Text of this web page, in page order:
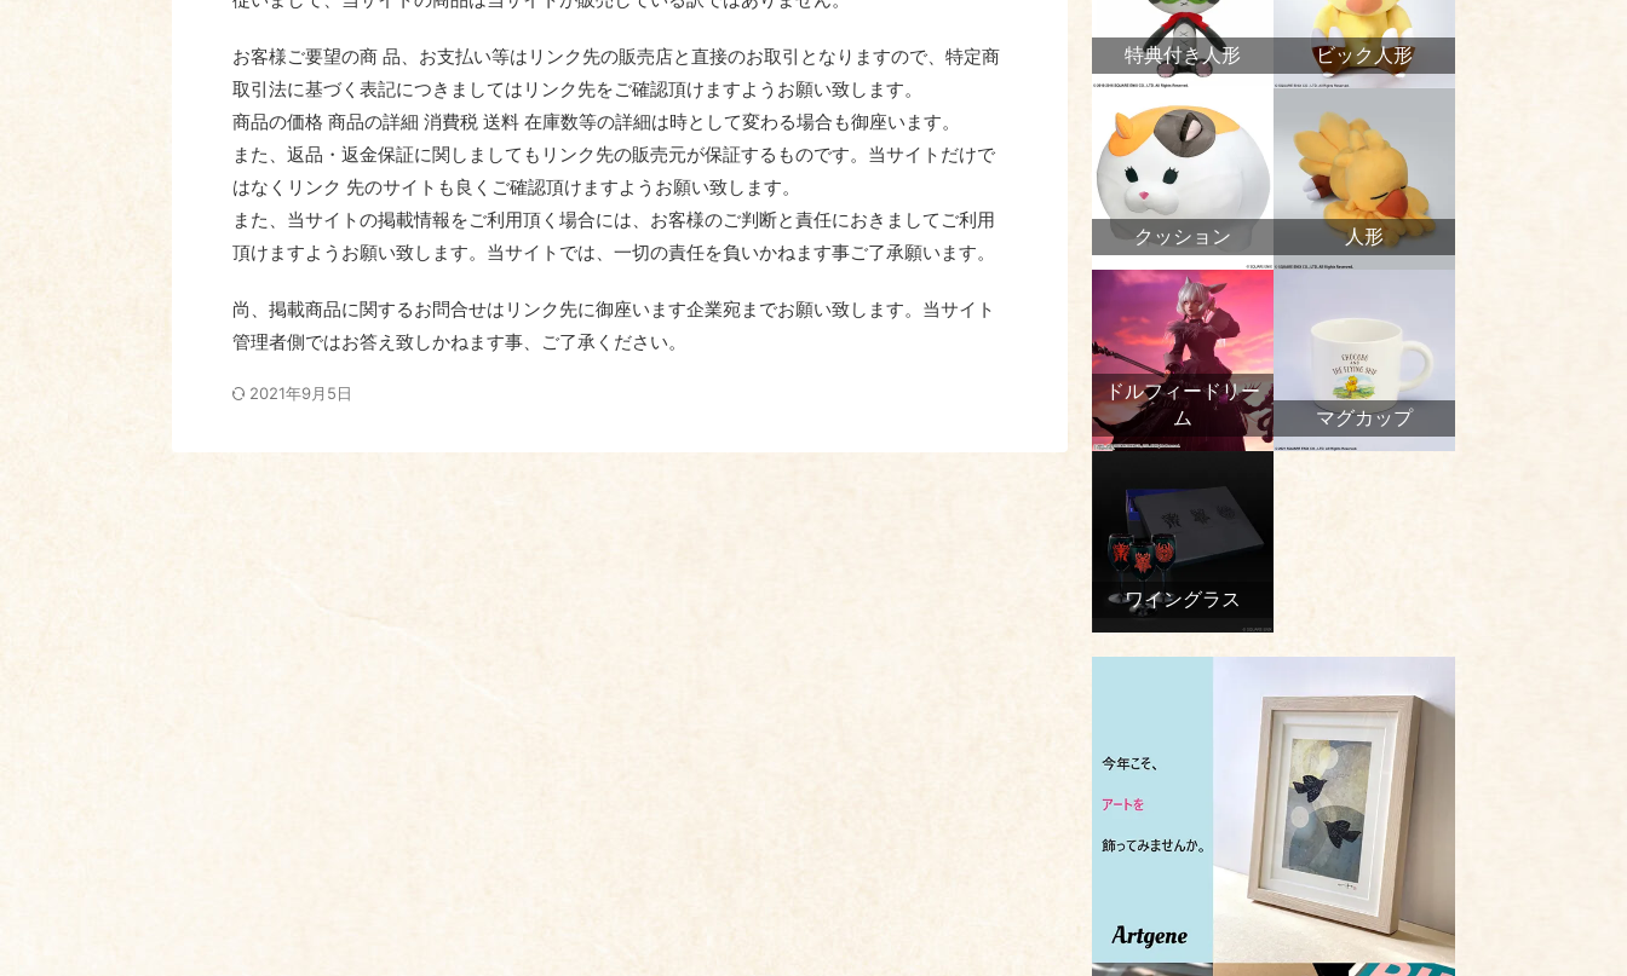
お客様ご要望の商 品、お支払い等はリンク先の販売店と直接のお取引となりますので、特定商
取引法に基づく表記につきましてはリンク先をご確認頂けますようお願い致します。
商品の価格 商品の詳細 消費税 送料 在庫数等の詳細は時として変わる場合も御座います。
また、返品・返金保証に関しましてもリンク先の販売元が保証するものです。当サイトだけで
はなくリンク 先のサイトも良くご確認頂けますようお願い致します。
また、当サイトの掲載情報をご利用頂く場合には、お客様のご判断と責任におきましてご利用
頂けますようお願い致します。当サイトでは、一切の責任を負いかねます事ご了承願います。
尚、掲載商品に関するお問合せはリンク先に御座います企業宛までお願い致します。当サイト
管理者側ではお答え致しかねます事、ご了承ください。
2021年9月5日
特典付き人形 ビック人形
クッション 人形
ドルフィードリー
ム
マグカップ
ワイングラス